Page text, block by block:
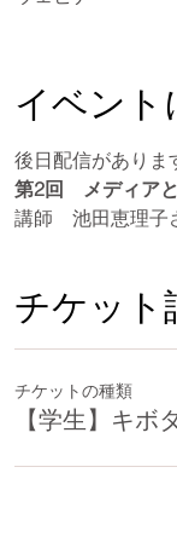
イベント
後日配信がありま
第2回　メディア
講師　池田恵理子
チケット
チケットの種類
【学生】キ